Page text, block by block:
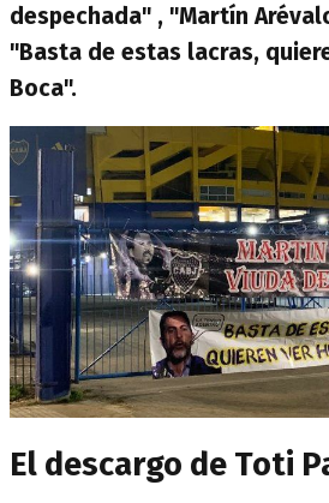
despechada" , "Martín
"Basta de estas lacras,
Boca".
El descargo de Toti